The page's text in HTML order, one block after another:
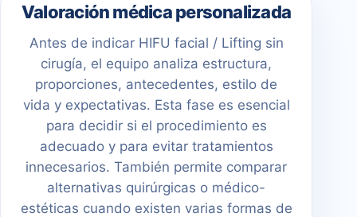
Valoración médica personalizada
Antes de indicar HIFU facial / Lifting sin
cirugía, el equipo analiza estructura,
proporciones, antecedentes, estilo de
vida y expectativas. Esta fase es esencial
para decidir si el procedimiento es
adecuado y para evitar tratamientos
innecesarios. También permite comparar
alternativas quirúrgicas o médico-
estéticas cuando existen varias formas de